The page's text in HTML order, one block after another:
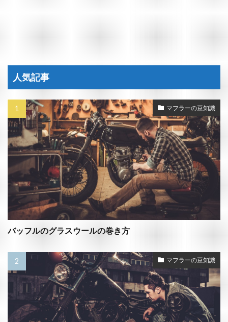
人気記事
マフラーの豆知識
バッフルのグラスウールの巻き方
マフラーの豆知識